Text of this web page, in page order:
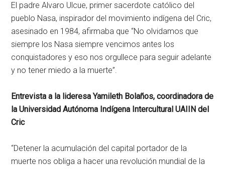
El padre Alvaro Ulcue, primer sacerdote católico del
pueblo Nasa, inspirador del movimiento indígena del Cric,
asesinado en 1984, afirmaba que “No olvidamos que
siempre los Nasa siempre vencimos antes los
conquistadores y eso nos orgullece para seguir adelante
y no tener miedo a la muerte”.
Entrevista a la lideresa Yamileth Bolaños, coordinadora de
la Universidad Autónoma Indígena Intercultural UAIIN del
Cric
“Detener la acumulación del capital portador de la
muerte nos obliga a hacer una revolución mundial de la